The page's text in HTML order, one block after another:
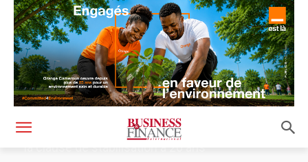
Le nouveau code minier malien fixe la durée de
la clause de stabilisation à 20 ans